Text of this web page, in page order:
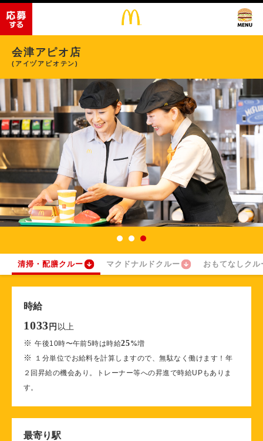
会津アピオ店
(アイヅアピオテン)
清掃・配膳クルー マクドナルドクルー おもてなしクル
時給
1033 円 以上
※午後10時〜午前5時は時給25%増
※
１分単位でお給料を計算しますので、無駄なく働けます！年
２回昇給の機会あり。トレーナー等への昇進で時給UPもありま
す。
最寄り駅